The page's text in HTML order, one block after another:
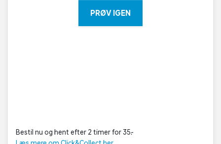
PRØV IGEN
Bestil nu og hent efter 2 timer for 35,-